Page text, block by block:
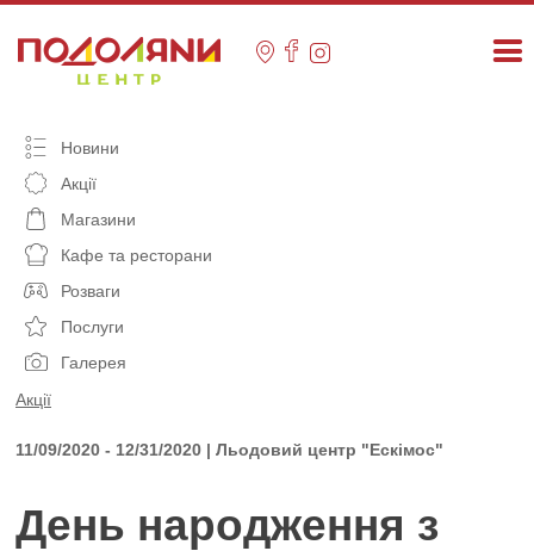
content
Новини
Акції
Магазини
Кафе та ресторани
Розваги
Послуги
Галерея
Акції
11/09/2020 - 12/31/2020 | Льодовий центр "Ескімос"
День народження з